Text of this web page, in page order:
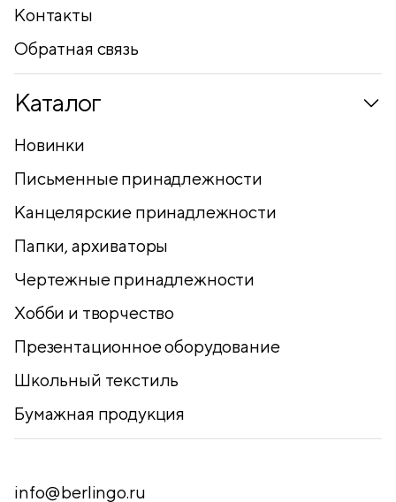
Контакты
Обратная связь
Каталог
Новинки
Письменные принадлежности
Канцелярские принадлежности
Папки, архиваторы
Чертежные принадлежности
Хобби и творчество
Презентационное оборудование
Школьный текстиль
Бумажная продукция
info@berlingo.ru